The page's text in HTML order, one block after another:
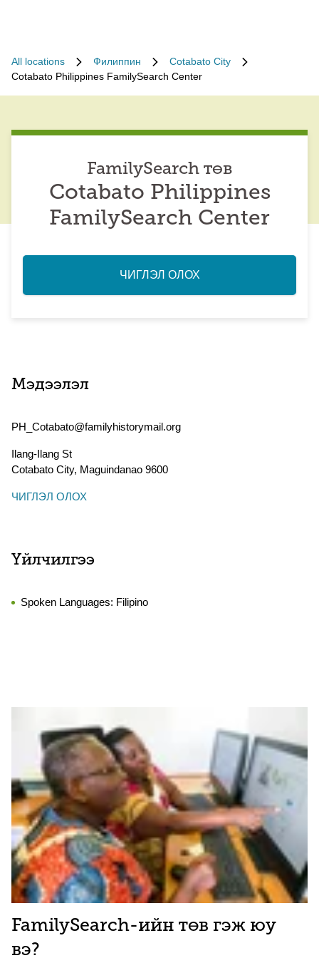
All locations Филиппин
Cotabato City
Cotabato Philippines FamilySearch Center
FamilySearch төв
Cotabato Philippines
FamilySearch Center
ЧИГЛЭЛ ОЛОХ
Мэдээлэл
PH_Cotabato@familyhistorymail.org
Ilang-Ilang St
Cotabato City, Maguindanao 9600
ЧИГЛЭЛ ОЛОХ
Үйлчилгээ
Spoken Languages: Filipino
FamilySearch-ийн төв гэж юу
вэ?